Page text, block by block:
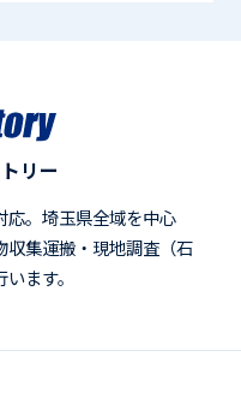
リー
応。埼玉県全域を中心
収集運搬・現地調査（石
ます。